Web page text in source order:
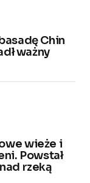
Chin
ważny
wieże i
Powstał
rzeką